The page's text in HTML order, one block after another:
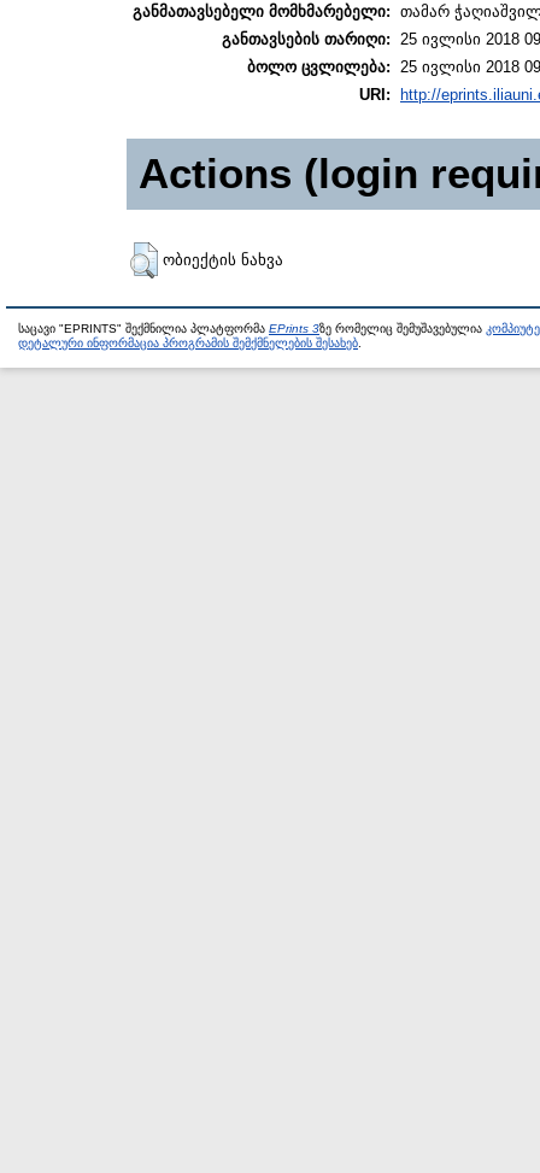
განმათავსებელი მომხმარებელი: თამარ
განთავსების თარიღი:
25 ივლისი 2018
ბოლო ცვლილება:
25 ივლისი 2018
URI:
http://
Actions (login
ობიექტის ნახვა
საცავი "EPRINTS" შექმნილია პლატფორმა EPrints 3ზე რომელიც შემუშავებულია
დეტალური ინფორმაცია პროგრამის შემქმნელების შესახებ